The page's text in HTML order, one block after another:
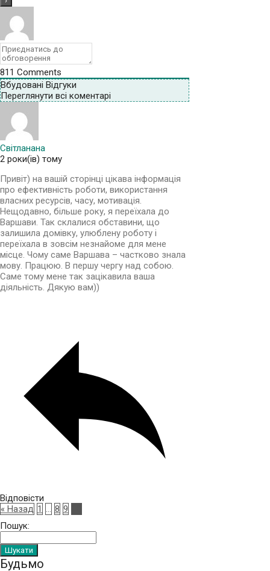
811 Comments
Вбудовані Відгуки
Переглянути всі коментарі
Світланана
2 роки(ів) тому
Привіт) на вашій сторінці цікава інформація
про ефективність роботи, використання
власних ресурсів, часу, мотивація.
Нещодавно, більше року, я переїхала до
Варшави. Так склалися обставини, що
залишила домівку, улюблену роботу і
переїхала в зовсім незнайоме для мене
місце. Чому саме Варшава – частково знала
мову. Працюю. В першу чергу над собою.
Саме тому мене так зацікавила ваша
діяльність. Дякую вам))
Відповісти
« Назад 1 … 8 9
Пошук:
Будьмо